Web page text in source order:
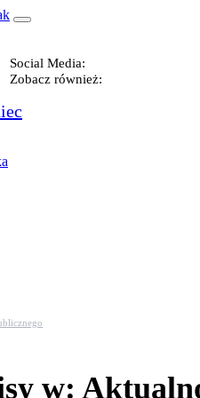
Social Media:
Zobacz również:
w: